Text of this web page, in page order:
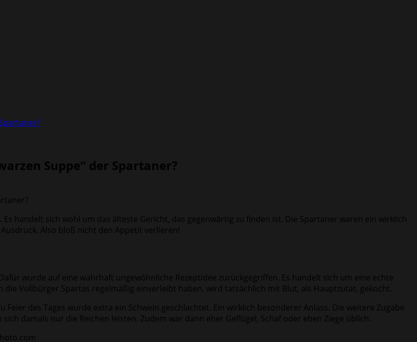
Suppe“ der Spartaner?
handelt sich wohl um das älteste Gericht, das gegenwärtig zu finden ist. Die Spartaner waren ein wirklich
Also bloß nicht den Appetit verlieren!
wurde auf eine wahrhaft ungewöhnliche Rezeptidee zurückgegriffen. Es handelt sich um eine echte
Vollbürger Spartas regelmäßig einverleibt haben, wird tatsächlich mit Blut, als Hauptzutat, gekocht.
des Tages wurde extra ein Schwein geschlachtet. Ein wirklich besonderer Anlass. Die weitere Zugabe
damals nur die Reichen leisten. Zudem war dann eher Geflügel, Schaf oder eben Ziege üblich.